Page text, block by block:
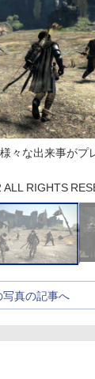
々な出来事がプ
RIGHTS
写真の記事へ